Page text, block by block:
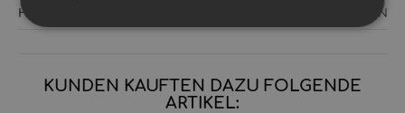
Hersteller: Calo Care Nudepark 126 6702 DX Wageningen
KUNDEN KAUFTEN DAZU FOLGENDE
ARTIKEL: